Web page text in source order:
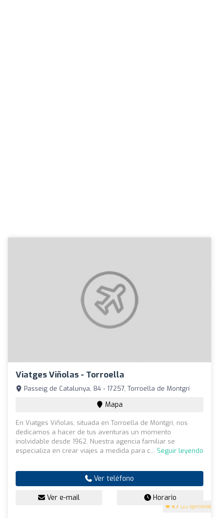
Viatges Viñolas - Torroella
4.7 (22 opiniones)
Passeig de Catalunya, 84 - 17257, Torroella de Montgrí
Mapa
En Viatges Viñolas, situada en Torroella de Montgrí, nos
dedicamos a hacer de tus aventuras un momento
inolvidable desde 1962. Nuestra agencia familiar se
especializa en crear viajes a medida para c... Seguir leyendo
Ver teléfono
Ver e-mail Horario